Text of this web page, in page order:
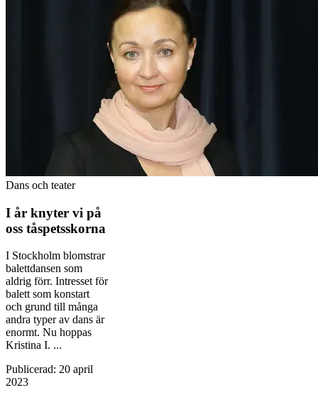
Dans och teater
I år knyter vi på
oss tåspetsskorna
I Stockholm blomstrar
balettdansen som
aldrig förr. Intresset för
balett som konstart
och grund till många
andra typer av dans är
enormt. Nu hoppas
Kristina I. ...
Publicerad: 20 april
2023